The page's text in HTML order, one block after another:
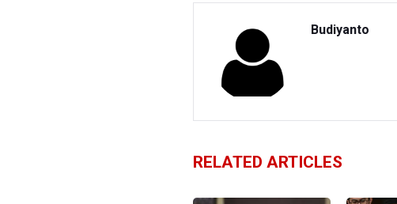
Budiyanto
RELATED ARTICLES